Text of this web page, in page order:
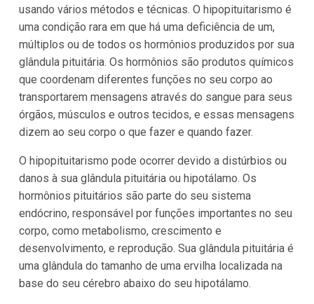
usando vários métodos e técnicas. O hipopituitarismo é
uma condição rara em que há uma deficiência de um,
múltiplos ou de todos os hormônios produzidos por sua
glândula pituitária. Os hormônios são produtos químicos
que coordenam diferentes funções no seu corpo ao
transportarem mensagens através do sangue para seus
órgãos, músculos e outros tecidos, e essas mensagens
dizem ao seu corpo o que fazer e quando fazer.
O hipopituitarismo pode ocorrer devido a distúrbios ou
danos à sua glândula pituitária ou hipotálamo. Os
hormônios pituitários são parte do seu sistema
endócrino, responsável por funções importantes no seu
corpo, como metabolismo, crescimento e
desenvolvimento, e reprodução. Sua glândula pituitária é
uma glândula do tamanho de uma ervilha localizada na
base do seu cérebro abaixo do seu hipotálamo.